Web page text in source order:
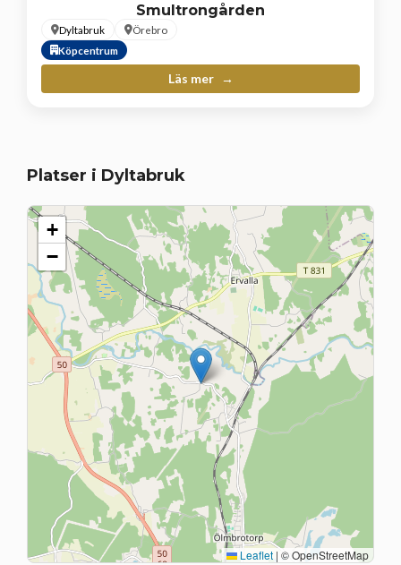
Smultrongården
Dyltabruk
Örebro
Köpcentrum
Läs mer
Platser i Dyltabruk
+
−
Leaflet | © OpenStreetMap